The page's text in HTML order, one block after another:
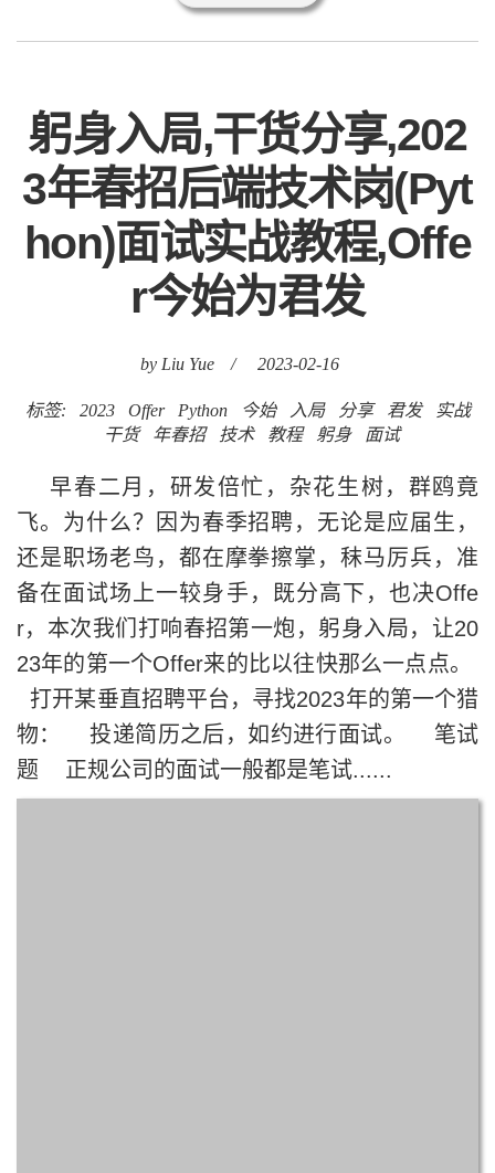
躬身入局,干货分享,202
3年春招后端技术岗(Pyt
hon)面试实战教程,Offe
r今始为君发
by Liu Yue / 2023-02-16
标签: 2023 Offer Python 今始 入局 分享 君发
实战
干货
年春招 技术 教程 躬身 面试
早春二月，研发倍忙，杂花生树，群鸥竟
飞。为什么？因为春季招聘，无论是应届生，
还是职场老鸟，都在摩拳擦掌，秣马厉兵，准
备在面试场上一较身手，既分高下，也决Offe
r，本次我们打响春招第一炮，躬身入局，让20
23年的第一个Offer来的比以往快那么一点点。
打开某垂直招聘平台，寻找2023年的第一个猎
物： 投递简历之后，如约进行面试。 笔试
题 正规公司的面试一般都是笔试......